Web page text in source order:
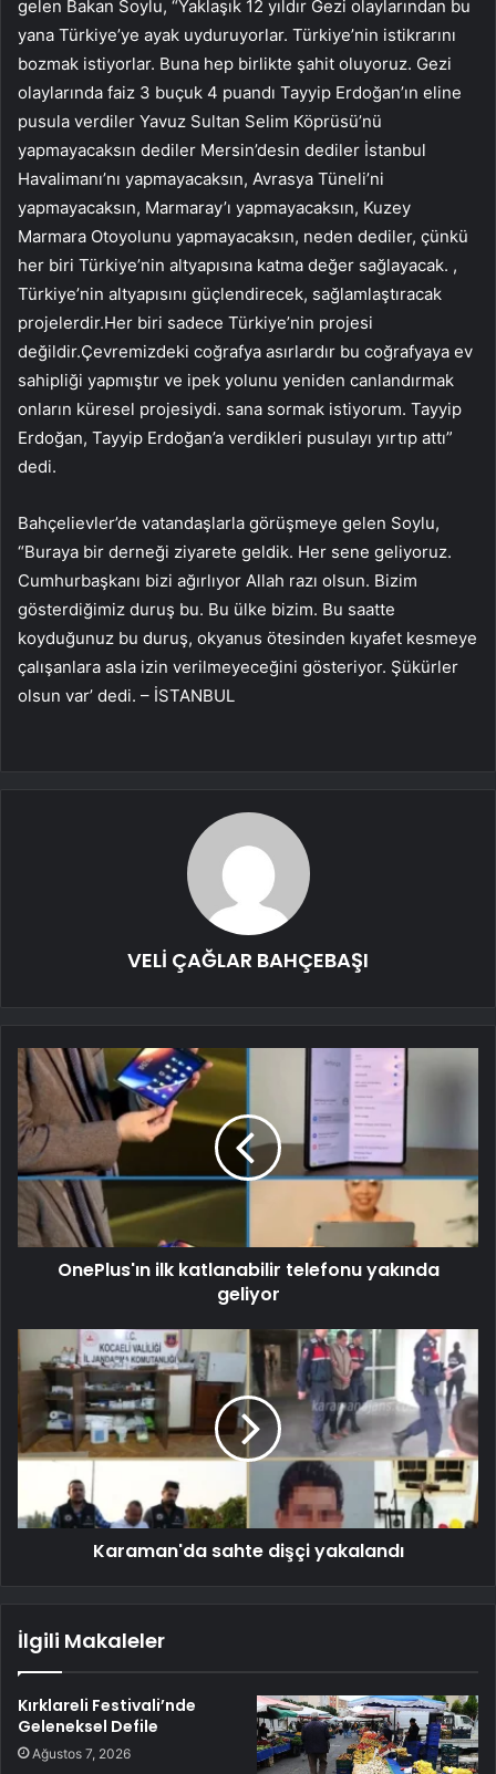
gelen Bakan Soylu, “Yaklaşık 12 yıldır Gezi olaylarından bu
yana Türkiye’ye ayak uyduruyorlar. Türkiye’nin istikrarını
bozmak istiyorlar. Buna hep birlikte şahit oluyoruz. Gezi
olaylarında faiz 3 buçuk 4 puandı Tayyip Erdoğan’ın eline
pusula verdiler Yavuz Sultan Selim Köprüsü’nü
yapmayacaksın dediler Mersin’desin dediler İstanbul
Havalimanı’nı yapmayacaksın, Avrasya Tüneli’ni
yapmayacaksın, Marmaray’ı yapmayacaksın, Kuzey
Marmara Otoyolunu yapmayacaksın, neden dediler, çünkü
her biri Türkiye’nin altyapısına katma değer sağlayacak. ,
Türkiye’nin altyapısını güçlendirecek, sağlamlaştıracak
projelerdir.Her biri sadece Türkiye’nin projesi
değildir.Çevremizdeki coğrafya asırlardır bu coğrafyaya ev
sahipliği yapmıştır ve ipek yolunu yeniden canlandırmak
onların küresel projesiydi. sana sormak istiyorum. Tayyip
Erdoğan, Tayyip Erdoğan’a verdikleri pusulayı yırtıp attı”
dedi.
Bahçelievler’de vatandaşlarla görüşmeye gelen Soylu,
“Buraya bir derneği ziyarete geldik. Her sene geliyoruz.
Cumhurbaşkanı bizi ağırlıyor Allah razı olsun. Bizim
gösterdiğimiz duruş bu. Bu ülke bizim. Bu saatte
koyduğunuz bu duruş, okyanus ötesinden kıyafet kesmeye
çalışanlara asla izin verilmeyeceğini gösteriyor. Şükürler
olsun var’ dedi. – İSTANBUL
VELİ ÇAĞLAR BAHÇEBAŞI
OnePlus'ın ilk katlanabilir telefonu yakında
geliyor
Karaman'da sahte dişçi yakalandı
İlgili Makaleler
Kırklareli Festivali’nde
Geleneksel Defile
Ağustos 7, 2026